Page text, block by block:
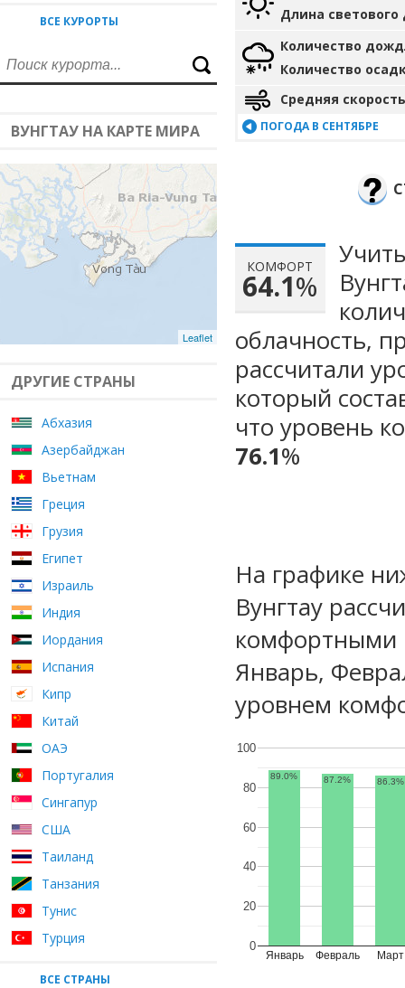
ВСЕ КУРОРТЫ
ВУНГТАУ НА КАРТЕ МИРА
Leaflet
ДРУГИЕ СТРАНЫ
Абхазия
Азербайджан
Вьетнам
Греция
Грузия
Египет
Израиль
Индия
Иордания
Испания
Кипр
Китай
ОАЭ
Португалия
Сингапур
США
Таиланд
Танзания
Тунис
Турция
ВСЕ СТРАНЫ
Длина светового
Количество
Количество
Средняя
ПОГОДА В СЕНТЯБРЕ
КОМФОРТ
64.1%
облачность,
рассчитали
который
что уровень
76.1%
На графике
Вунгтау
комфортными
Январь,
уровнем
Январь Февраль Март
0
20
40
60
80
100
89.0% 87.2% 86.3%